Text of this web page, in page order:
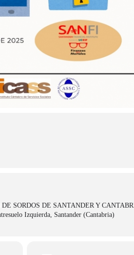
SORDOS DE SANTANDER Y
Izquierda, Santander (Cantabria)